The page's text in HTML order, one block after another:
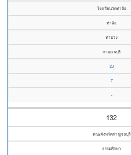
โรงเรียนวัดท่าล้อ
ท่าล้อ
ท่าม่วง
กาญจนบุรี
23
7
-
132
คณะจังหวัดกาญจนบุรี
ธรรมศึกษา